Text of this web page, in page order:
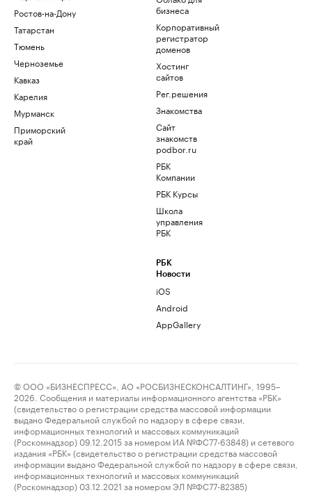
Ростов-на-Дону
Татарстан
Тюмень
Черноземье
Кавказ
Карелия
Мурманск
Приморский
край
бизнеса
Корпоративный
регистратор
доменов
Хостинг
сайтов
Рег.решения
Знакомства
Сайт
знакомств
podbor.ru
РБК
Компании
РБК Курсы
Школа
управления
РБК
РБК
Новости
iOS
Android
AppGallery
© ООО «БИЗНЕСПРЕСС», АО «РОСБИЗНЕСКОНСАЛТИНГ», 1995–
2026. Сообщения и материалы информационного агентства «РБК»
(свидетельство о регистрации средства массовой информации
выдано Федеральной службой по надзору в сфере связи,
информационных технологий и массовых коммуникаций
(Роскомнадзор) 09.12.2015 за номером ИА №ФС77-63848) и сетевого
издания «РБК» (свидетельство о регистрации средства массовой
информации выдано Федеральной службой по надзору в сфере связи,
информационных технологий и массовых коммуникаций
(Роскомнадзор) 03.12.2021 за номером ЭЛ №ФС77-82385)